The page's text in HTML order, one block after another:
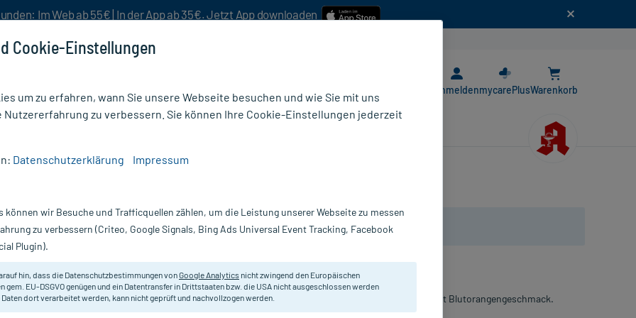
Im Web ab 55€ | In der App ab 35€. Jetzt App downloaden
AnmeldenmycarePlusWarenkorb
Nur für kurze Zeit:Gratis-Versand* ab 19€ Mindestbestellwert!
30 ml Dr. Theiss
Nahrungsergänzungsmittel mit Vitaminen. Praktisches Spray mit Blutorangengeschmack.
Cookie-Einstellungen
um zu erfahren, wann Sie unsere Webseite besuchen und wie Sie mit uns
Nutzererfahrung zu verbessern. Sie können Ihre Cookie-Einstellungen jederzeit
Datenschutzerklärung Impressum
können wir Besuche und Trafficquellen zählen, um die Leistung unserer Webseite zu messen
zu verbessern (Criteo, Google Signals, Bing Ads Universal Event Tracking, Facebook
Plugin).
hin, dass die Datenschutzbestimmungen vonGoogle Analytics nicht zwingend den Europäischen
gem. EU-DSGVO genügen und ein Datentransfer in Drittstaaten bzw. die USA nicht ausgeschlossen werden
Daten dort verarbeitet werden, kann nicht geprüft und nachvollzogen werden.